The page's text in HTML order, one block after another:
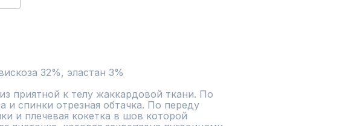
32%, эластан 3%
приятной к телу жаккардовой ткани. По
и спинки отрезная обтачка. По переду
и плечевая кокетка в шов которой